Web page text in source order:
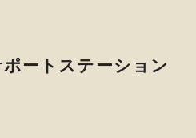
ートステーション